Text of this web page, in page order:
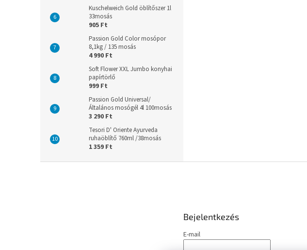
Kuschelweich Gold öblítőszer 1l
33mosás
905 Ft
Passion Gold Color mosópor
8,1kg / 135 mosás
4 990 Ft
Soft Flower XXL Jumbo konyhai
papírtörlő
999 Ft
Passion Gold Universal/
Általános mosógél 4l 100mosás
3 290 Ft
Tesori D' Oriente Ayurveda
ruhaöblítő 760ml /38mosás
1 359 Ft
Bejelentkezés
E-mail